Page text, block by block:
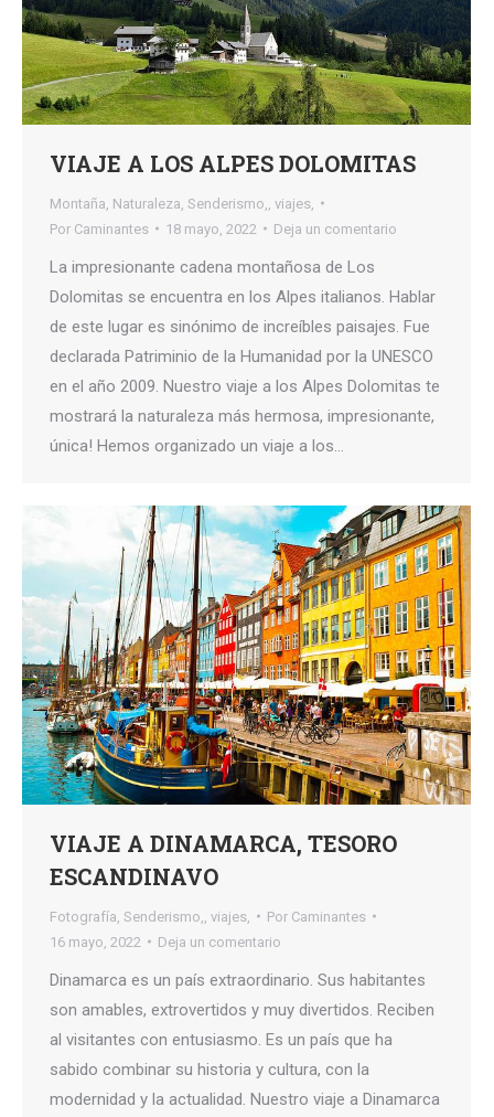
VIAJE A LOS ALPES DOLOMITAS
Montaña Naturaleza Senderismo,
viajes,
Por Caminantes 18 mayo, 2022 Deja un comentario
La impresionante cadena montañosa de Los
Dolomitas se encuentra en los Alpes italianos. Hablar
de este lugar es sinónimo de increíbles paisajes. Fue
declarada Patriminio de la Humanidad por la UNESCO
en el año 2009. Nuestro viaje a los Alpes Dolomitas te
mostrará la naturaleza más hermosa, impresionante,
única! Hemos organizado un viaje a los…
VIAJE A DINAMARCA, TESORO
ESCANDINAVO
Fotografía Senderismo, viajes, Por Caminantes
16 mayo, 2022
Deja un comentario
Dinamarca es un país extraordinario. Sus habitantes
son amables, extrovertidos y muy divertidos. Reciben
al visitantes con entusiasmo. Es un país que ha
sabido combinar su historia y cultura, con la
modernidad y la actualidad. Nuestro viaje a Dinamarca